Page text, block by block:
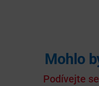
Mohlo
Podívejte